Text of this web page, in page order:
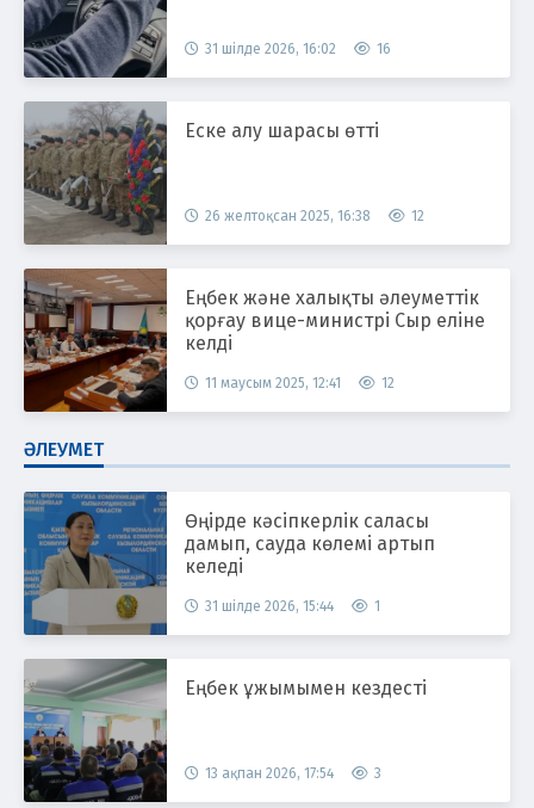
31 шілде 2026, 16:02 16
Еске алу шарасы өтті
26 желтоқсан 2025, 16:38 12
Еңбек және халықты әлеуметтік
қорғау вице-министрі Сыр еліне
келді
11 маусым 2025, 12:41 12
ӘЛЕУМЕТ
Өңірде кәсіпкерлік саласы
дамып, сауда көлемі артып
келеді
31 шілде 2026, 15:44 1
Еңбек ұжымымен кездесті
13 ақпан 2026, 17:54 3